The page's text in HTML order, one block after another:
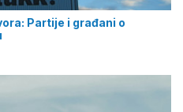
Partije i građani o